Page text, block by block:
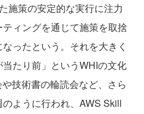
施策の安定的な実行に注力
ィングを通じて施策を取捨
ったという。それを大きく
たり前」というWHIの文化
技術書の輪読会など、さら
ように行われ、AWS Skill